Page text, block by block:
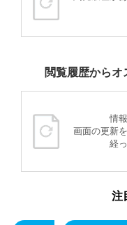
閲覧履歴からオ
情
画面の更新
経
注